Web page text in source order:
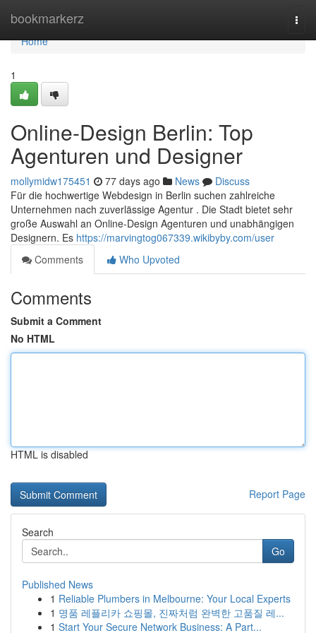
bookmarkerz
Home
Home
1
Online-Design Berlin: Top
Agenturen und Designer
mollymidw175451 77 days ago News
Discuss
Für die hochwertige Webdesign in Berlin suchen zahlreiche
Unternehmen nach zuverlässige Agentur . Die Stadt bietet sehr
große Auswahl an Online-Design Agenturen und unabhängigen
Designern. Es https://marvingtog067339.wikibyby.com/user
Comments
Who Upvoted
Comments
Submit a Comment
No HTML
HTML is disabled
Report Page
Search
Go
Published News
1 Reliable Plumbers in Melbourne: Your Local Experts
1 명품 레플리카 쇼핑몰, 진짜처럼 완벽한 고품질 레...
1 Start Your Secure Network Business: A Part...